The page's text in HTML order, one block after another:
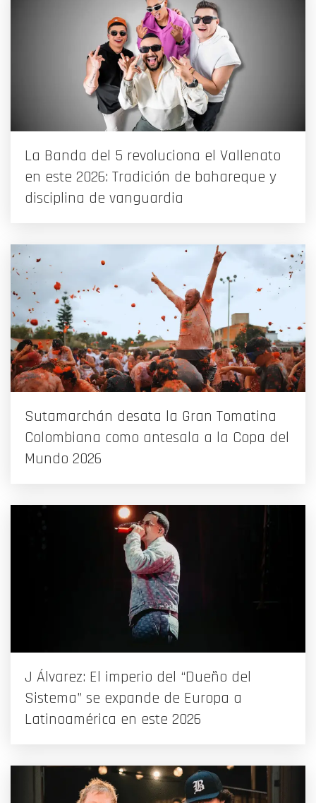
La Banda del 5 revoluciona el Vallenato
en este 2026: Tradición de bahareque y
disciplina de vanguardia
Sutamarchán desata la Gran Tomatina
Colombiana como antesala a la Copa del
Mundo 2026
J Álvarez: El imperio del “Dueño del
Sistema” se expande de Europa a
Latinoamérica en este 2026